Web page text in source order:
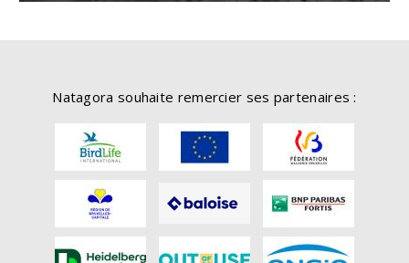
Natagora souhaite remercier ses partenaires :